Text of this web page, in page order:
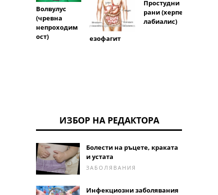
Волвулус
(чревна
непроходим
ост)
езофагит
Простудни
рани (херпес
лабиалис)
ИЗБОР НА РЕДАКТОРА
Болести на ръцете, краката
и устата
ЗАБОЛЯВАНИЯ
Инфекциозни заболявания